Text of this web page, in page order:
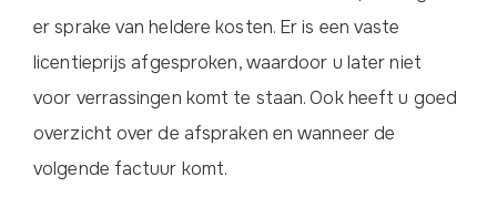
er sprake van heldere kosten. Er is een vaste
licentieprijs afgesproken, waardoor u later niet
voor verrassingen komt te staan. Ook heeft u goed
overzicht over de afspraken en wanneer de
volgende factuur komt.